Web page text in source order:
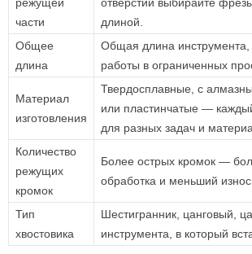
части
длиной.
Общее
длина
Общая длина инструмента,
работы в ограниченных
Материал
изготовления
Твердосплавные, с
или пластинчатые —
для разных задач и
Количество
режущих
кромок
Более острых кромок —
обработка и меньший износ.
Тип
хвостовика
Шестигранник, цанговый,
инструмента, в который